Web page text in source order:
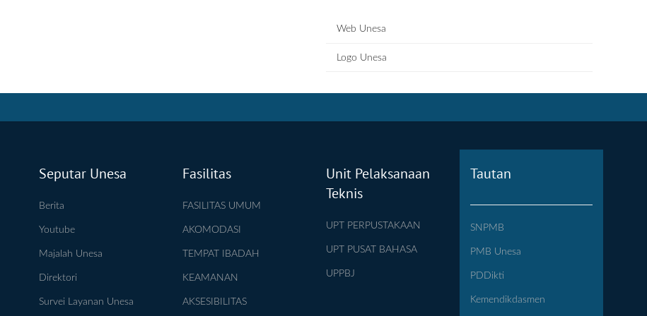
Web Unesa
Logo Unesa
Seputar Unesa
Berita
Youtube
Majalah Unesa
Direktori
Survei Layanan Unesa
Fasilitas
FASILITAS UMUM
AKOMODASI
TEMPAT IBADAH
KEAMANAN
AKSESIBILITAS
Unit Pelaksanaan
Teknis
UPT PERPUSTAKAAN
UPT PUSAT BAHASA
UPPBJ
Tautan
SNPMB
PMB Unesa
PDDikti
Kemendikdasmen